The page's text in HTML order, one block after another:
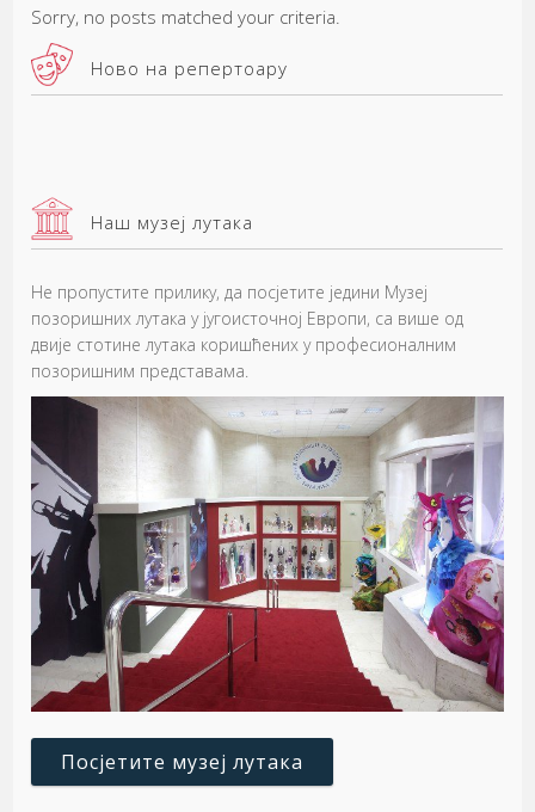
Sorry, no posts matched your criteria.
Ново на репертоару
Наш музеј лутака
Не пропустите прилику, да посјетите једини Музеј
позоришних лутака у југоисточној Европи, са више од
двије стотине лутака коришћених у професионалним
позоришним представама.
Посјетите музеј лутака